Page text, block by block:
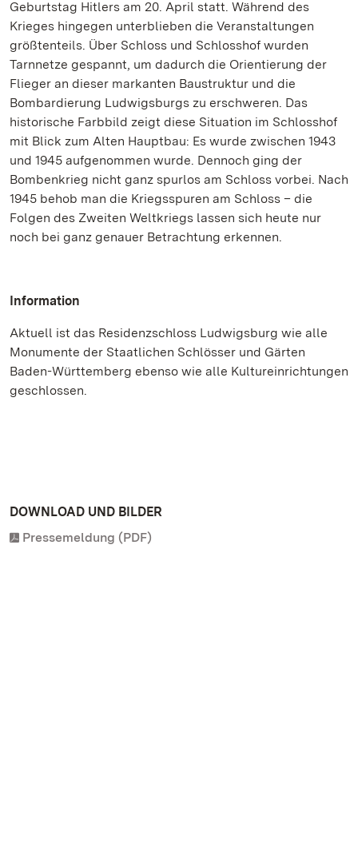
Geburtstag Hitlers am 20. April statt. Während des
Krieges hingegen unterblieben die Veranstaltungen
größtenteils. Über Schloss und Schlosshof wurden
Tarnnetze gespannt, um dadurch die Orientierung der
Flieger an dieser markanten Baustruktur und die
Bombardierung Ludwigsburgs zu erschweren. Das
historische Farbbild zeigt diese Situation im Schlosshof
mit Blick zum Alten Hauptbau: Es wurde zwischen 1943
und 1945 aufgenommen wurde. Dennoch ging der
Bombenkrieg nicht ganz spurlos am Schloss vorbei. Nach
1945 behob man die Kriegsspuren am Schloss – die
Folgen des Zweiten Weltkriegs lassen sich heute nur
noch bei ganz genauer Betrachtung erkennen.
Information
Aktuell ist das Residenzschloss Ludwigsburg wie alle
Monumente der Staatlichen Schlösser und Gärten
Baden-Württemberg ebenso wie alle Kultureinrichtungen
geschlossen.
DOWNLOAD UND BILDER
Pressemeldung (PDF)